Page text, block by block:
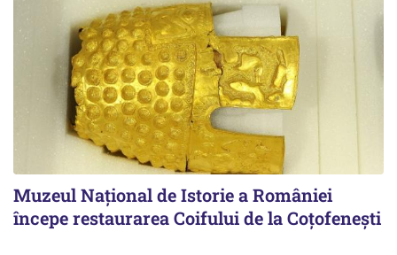
Muzeul Național de Istorie a României
începe restaurarea Coifului de la Coțofenești